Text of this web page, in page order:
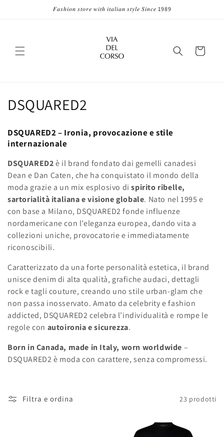
direttamente𝐹𝑎𝑠ℎ𝑖𝑜𝑛 𝑠𝑡𝑜𝑟𝑒 𝑤𝑖𝑡ℎ 𝑖𝑡𝑎𝑙𝑖𝑎𝑛 𝑠𝑡𝑦𝑙𝑒 𝑆𝑖𝑛𝑐𝑒 1989
Carrello
C
l
l
e
z
i
o
n
e
:
DSQUARED2
DSQUARED2 – Ironia, provocazione e stile
internazionale
DSQUARED2è il brand fondato dai gemelli canadesi
Dean e Dan Caten, che ha conquistato il mondo della
moda grazie a un mix esplosivo dispirito ribelle,
sartorialità italiana e visione globale. Nato nel 1995 e
con base a Milano, DSQUARED2 fonde influenze
nordamericane con l’eleganza europea, dando vita a
collezioni uniche, provocatorie e immediatamente
riconoscibili.
Caratterizzato da una forte personalità estetica, il brand
unisce denim di alta qualità, grafiche audaci, dettagli
rock e tagli couture, creando uno stile urban-glam che
non passa inosservato. Amato da celebrity e fashion
addicted, DSQUARED2 celebra l’individualità e rompe le
regole con autoironia e sicurezza.
Born in Canada, made in Italy, worn worldwide –
DSQUARED2 è moda con carattere, senza compromessi.
Filtra e ordina 23 prodotti